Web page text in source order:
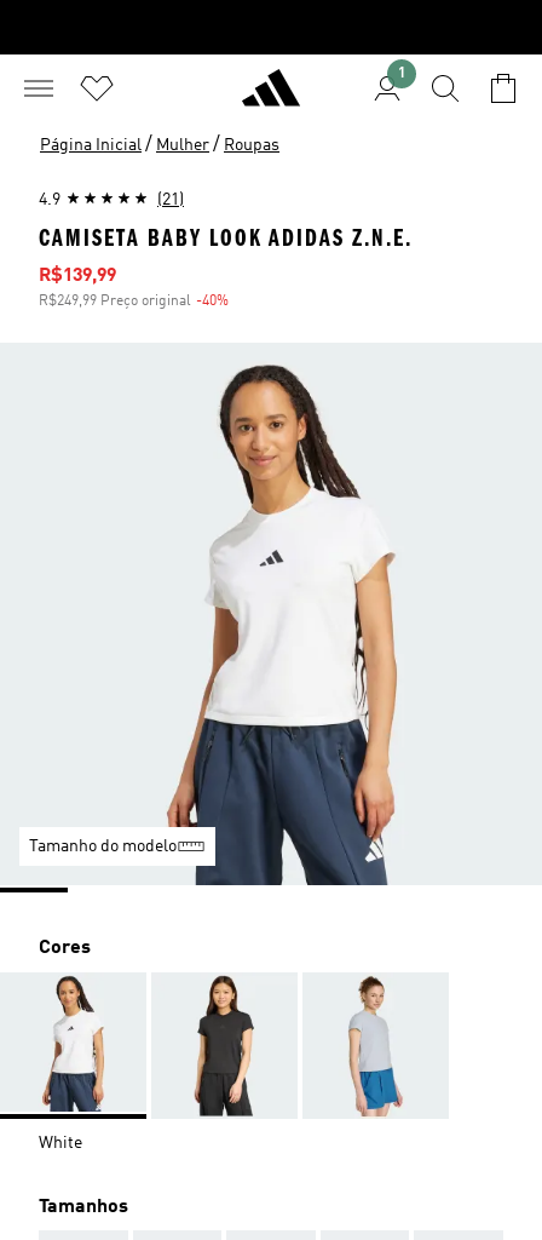
1
Página Inicial / Mulher / Roupas
4.9 (21)
CAMISETA BABY LOOK ADIDAS Z.N.E.
Preço com desconto
R$139,99
R$249,99 Preço original -40%
Tamanho do modelo
Cores
White
Tamanhos